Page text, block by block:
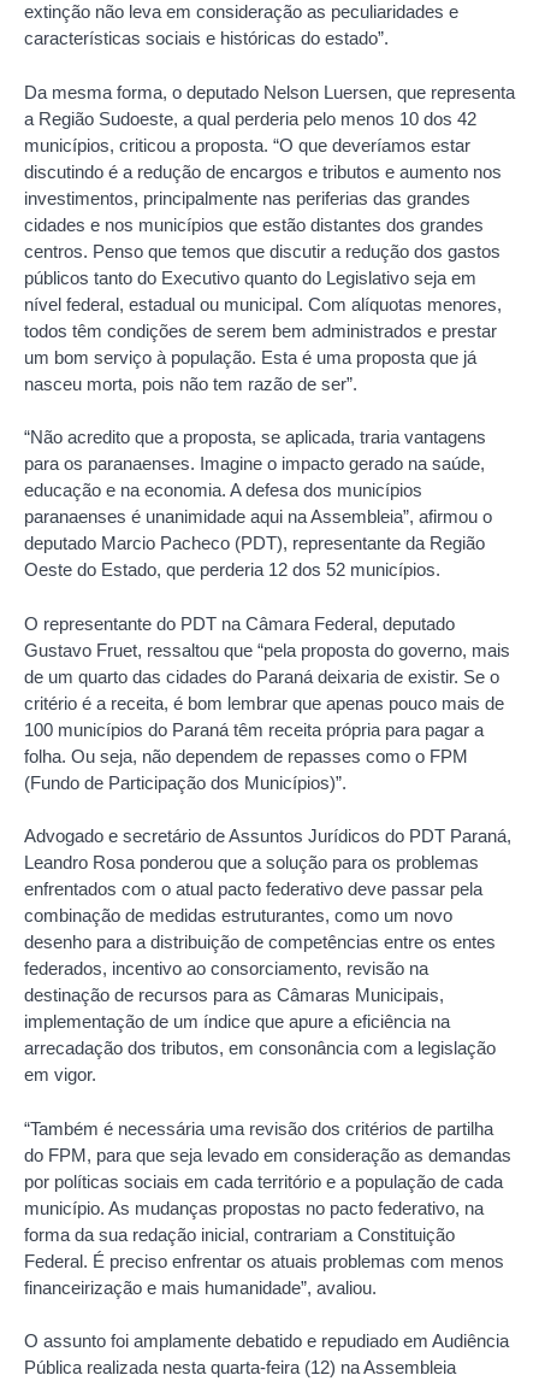
extinção não leva em consideração as peculiaridades e
características sociais e históricas do estado”.
Da mesma forma, o deputado Nelson Luersen, que representa
a Região Sudoeste, a qual perderia pelo menos 10 dos 42
municípios, criticou a proposta. “O que deveríamos estar
discutindo é a redução de encargos e tributos e aumento nos
investimentos, principalmente nas periferias das grandes
cidades e nos municípios que estão distantes dos grandes
centros. Penso que temos que discutir a redução dos gastos
públicos tanto do Executivo quanto do Legislativo seja em
nível federal, estadual ou municipal. Com alíquotas menores,
todos têm condições de serem bem administrados e prestar
um bom serviço à população. Esta é uma proposta que já
nasceu morta, pois não tem razão de ser”.
“Não acredito que a proposta, se aplicada, traria vantagens
para os paranaenses. Imagine o impacto gerado na saúde,
educação e na economia. A defesa dos municípios
paranaenses é unanimidade aqui na Assembleia”, afirmou o
deputado Marcio Pacheco (PDT), representante da Região
Oeste do Estado, que perderia 12 dos 52 municípios.
O representante do PDT na Câmara Federal, deputado
Gustavo Fruet, ressaltou que “pela proposta do governo, mais
de um quarto das cidades do Paraná deixaria de existir. Se o
critério é a receita, é bom lembrar que apenas pouco mais de
100 municípios do Paraná têm receita própria para pagar a
folha. Ou seja, não dependem de repasses como o FPM
(Fundo de Participação dos Municípios)”.
Advogado e secretário de Assuntos Jurídicos do PDT Paraná,
Leandro Rosa ponderou que a solução para os problemas
enfrentados com o atual pacto federativo deve passar pela
combinação de medidas estruturantes, como um novo
desenho para a distribuição de competências entre os entes
federados, incentivo ao consorciamento, revisão na
destinação de recursos para as Câmaras Municipais,
implementação de um índice que apure a eficiência na
arrecadação dos tributos, em consonância com a legislação
em vigor.
“Também é necessária uma revisão dos critérios de partilha
do FPM, para que seja levado em consideração as demandas
por políticas sociais em cada território e a população de cada
município. As mudanças propostas no pacto federativo, na
forma da sua redação inicial, contrariam a Constituição
Federal. É preciso enfrentar os atuais problemas com menos
financeirização e mais humanidade”, avaliou.
O assunto foi amplamente debatido e repudiado em Audiência
Pública realizada nesta quarta-feira (12) na Assembleia